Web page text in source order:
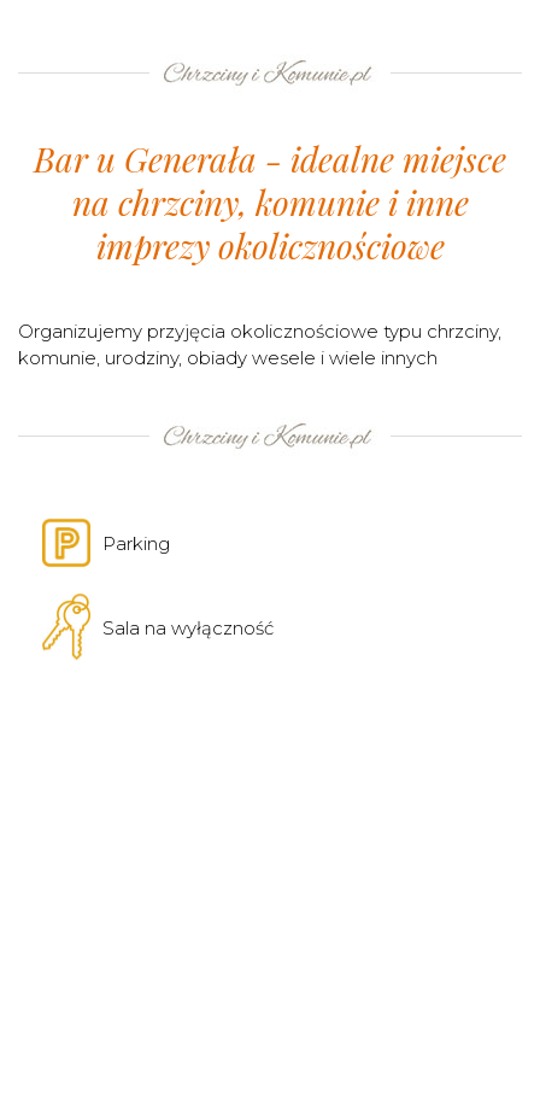
Bar u Generała - idealne miejsce
na chrzciny, komunie i inne
imprezy okolicznościowe
Organizujemy przyjęcia okolicznościowe typu chrzciny,
komunie, urodziny, obiady wesele i wiele innych
Parking
Sala na wyłączność